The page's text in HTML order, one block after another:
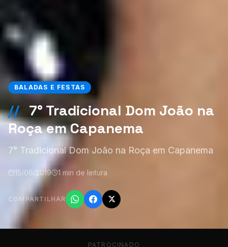
BALADAS E FESTAS
// 7° Tradicional Dom João na
Roça em Capanema
7° Tradicional Dom João na Roça em Capanema
15/06/2019 1 min de leitura
COMPARTILHAR
PATROCINADO